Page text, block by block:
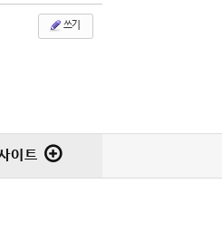
쓰기
이트